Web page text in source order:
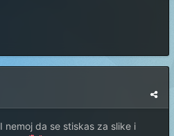
I nemoj da se stiskas za slike i